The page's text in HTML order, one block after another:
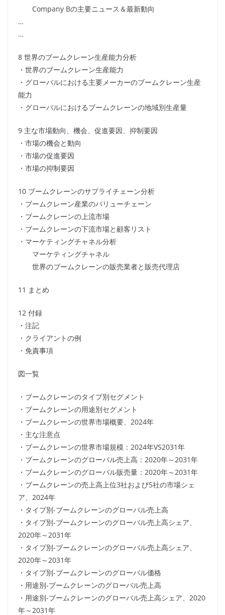
Company Bの主要ニュース＆最新動向
…
…
8 世界のブームクレーン生産能力分析
・世界のブームクレーン生産能力
・グローバルにおける主要メーカーのブームクレーン生産
能力
・グローバルにおけるブームクレーンの地域別生産量
9 主な市場動向、機会、促進要因、抑制要因
・市場の機会と動向
・市場の促進要因
・市場の抑制要因
10 ブームクレーンのサプライチェーン分析
・ブームクレーン産業のバリューチェーン
・ブームクレーンの上流市場
・ブームクレーンの下流市場と顧客リスト
・マーケティングチャネル分析
マーケティングチャネル
世界のブームクレーンの販売業者と販売代理店
11 まとめ
12 付録
・注記
・クライアントの例
・免責事項
図一覧
・ブームクレーンのタイプ別セグメント
・ブームクレーンの用途別セグメント
・ブームクレーンの世界市場概要、2024年
・主な注意点
・ブームクレーンの世界市場規模：2024年VS2031年
・ブームクレーンのグローバル売上高：2020年～2031年
・ブームクレーンのグローバル販売量：2020年～2031年
・ブームクレーンの売上高上位3社および5社の市場シェ
ア、2024年
・タイプ別-ブームクレーンのグローバル売上高
・タイプ別-ブームクレーンのグローバル売上高シェア、
2020年～2031年
・タイプ別-ブームクレーンのグローバル売上高シェア、
2020年～2031年
・タイプ別-ブームクレーンのグローバル価格
・用途別-ブームクレーンのグローバル売上高
・用途別-ブームクレーンのグローバル売上高シェア、2020
年～2031年